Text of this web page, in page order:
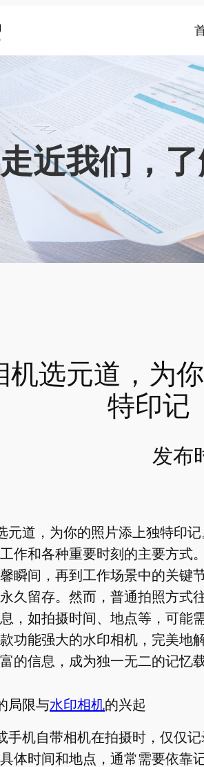
走近我们，
机选元道，为
特印记
发布
元道，为你的照片添上独特印
作和各种重要时刻的主要方式
瞬间，再到工作场景中的关键
久留存。然而，普通拍照方式
，如拍摄时间、地点等，可能
功能强大的水印相机，完美地
的信息，成为独一无二的记忆载
局限与水印相机的兴起
手机自带相机在拍摄时，仅仅
体时间和地点，通常需要依靠